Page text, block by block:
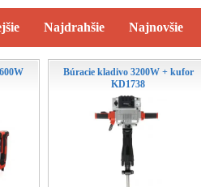
Najdrahšie Najnovšie
Búracie kladivo 3200W + kufor
KD1738